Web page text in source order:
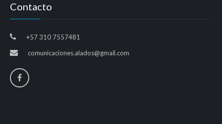
Contacto
+57 310 7557481
comunicaciones.alados@gmail.com